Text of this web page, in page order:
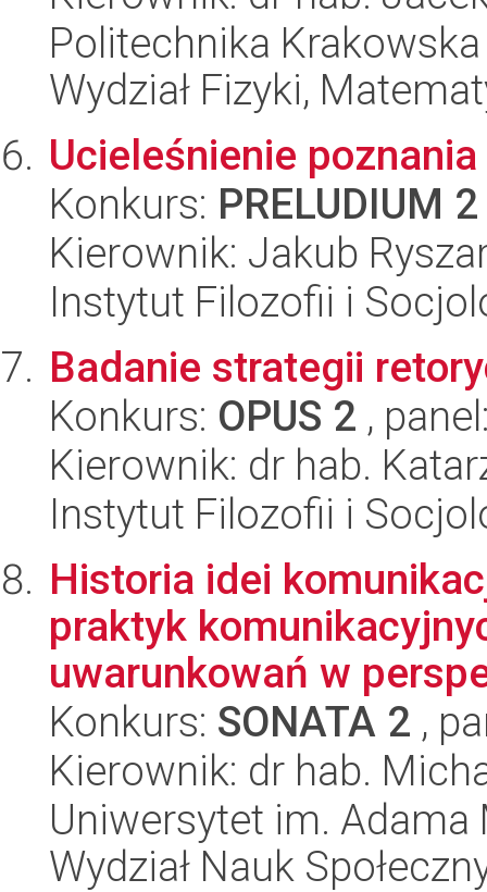
Politechnika
Wydział Fizyki,
Ucieleśnienie
Konkurs: PRELUDIUM 2
Kierownik: Jakub
Instytut Filozofii i
Badanie strategii
Konkurs: OPUS 2 ,
Kierownik: dr hab.
Instytut Filozofii i
Historia idei
praktyk
uwarunkowań w
Konkurs: SONATA 2 ,
Kierownik: dr hab.
Uniwersytet im.
Wydział Nauk